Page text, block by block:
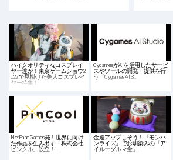
ハイクオリティなコスプレイ
ヤー達が！東京ゲームショウ2
022で見掛けた美人コスプレイ
ヤー特集！
CygamesがAIを活用したサービ
スやツールの開発・提供を行
う「Cygames AI S…
NetEase Games発！世界に向け
た作品を生み出す「株式会社
ピンクル」設立！…
金運アップしそう！「モンハ
ンライズ」でお馴染みの「ア
イルーダルマ金」…